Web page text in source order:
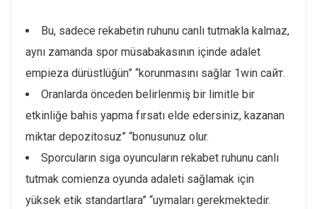
Bu, sadece rekabetin ruhunu canlı tutmakla kalmaz,
aynı zamanda spor müsabakasının içinde adalet
empieza dürüstlüğün” “korunmasını sağlar 1win сайт.
Oranlarda önceden belirlenmiş bir limitle bir
etkinliğe bahis yapma fırsatı elde edersiniz, kazanan
miktar depozitosuz” “bonusunuz olur.
Sporcuların siga oyuncuların rekabet ruhunu canlı
tutmak comienza oyunda adaleti sağlamak için
yüksek etik standartlara” “uymaları gerekmektedir.